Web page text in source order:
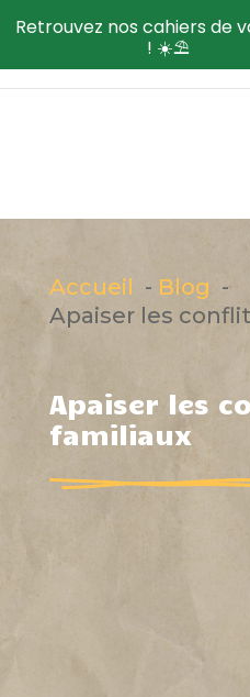
Accueil
Blog
Apaiser les
Apaiser les
familiaux
Retrouvez nos cahiers de
! ☀️⛱️